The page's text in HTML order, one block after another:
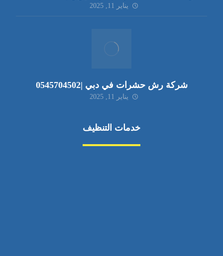
يناير 11, 2025
شركة رش حشرات في دبي |0545704502
يناير 11, 2025
خدمات التنظيف